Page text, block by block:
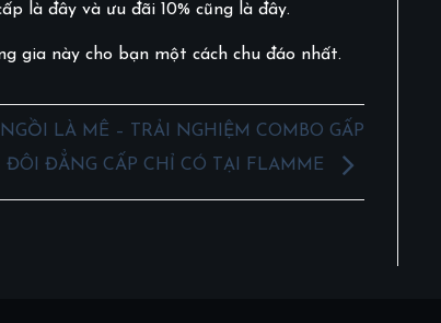
là đây và ưu đãi 10% cũng là đây.
gia này cho bạn một cách chu đáo nhất.
LÀ MÊ – TRẢI NGHIỆM COMBO GẤP
ĐÔI ĐẲNG CẤP CHỈ CÓ TẠI FLAMME